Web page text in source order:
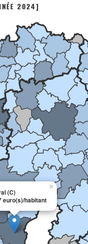
(C)
euro(s)/habitant
×
2024]